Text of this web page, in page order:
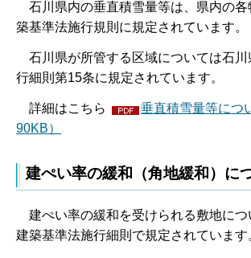
石川県内の垂直積雪量等は、県内の各
築基準法施行規則に規定されています。
石川県が所管する区域については石川
行細則第15条に規定されています。
詳細はこちら
垂直積雪量等につ
90KB）
建ぺい率の緩和（角地緩和）に
建ぺい率の緩和を受けられる敷地につ
建築基準法施行細則で規定されています